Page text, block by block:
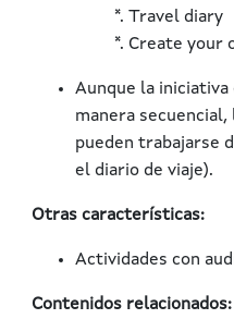
*. Travel diary
*. Create your
Aunque la iniciativa
manera
pueden trabajarse
el diario de viaje).
Otras características:
Actividades con
Contenidos relacionados: